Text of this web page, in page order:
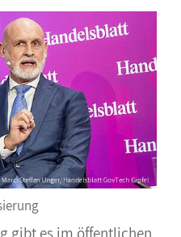
gibt es im öffentlichen